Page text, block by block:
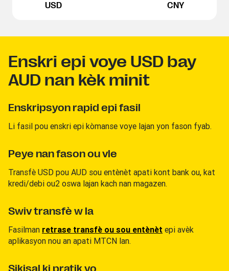
USD CNY
Enskri epi voye USD bay
AUD nan kèk minit
Enskripsyon rapid epi fasil
Li fasil pou enskri epi kòmanse voye lajan yon fason fyab.
Peye nan fason ou vle
Transfè USD pou AUD sou entènèt apati kont bank ou, kat
kredi/debi ou2 oswa lajan kach nan magazen.
Swiv transfè w la
Fasilman retrase transfè ou sou entènèt epi avèk
aplikasyon nou an apati MTCN lan.